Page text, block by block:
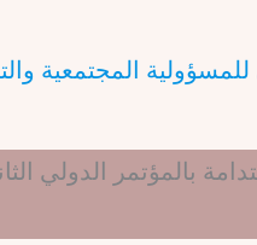
للمسؤولية المجتمعية
بالمؤتمر الدولي